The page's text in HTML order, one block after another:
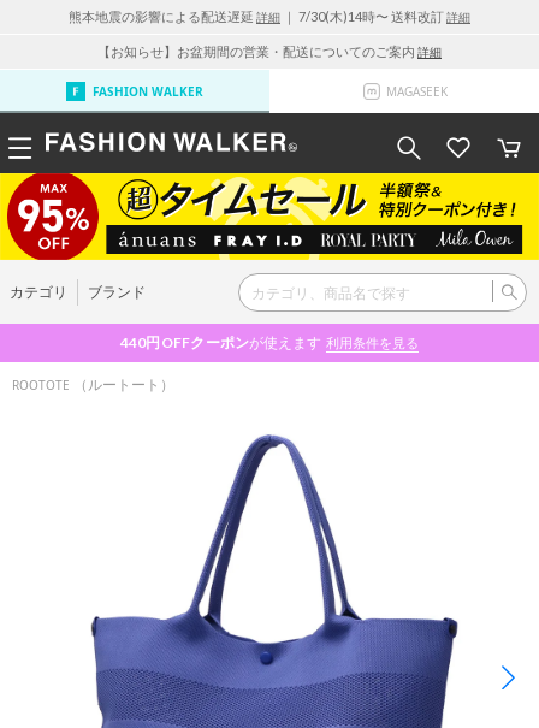
熊本地震の影響による配送遅延 詳細 ｜ 7/30(木)14時〜 送料改訂詳細
【お知らせ】お盆期間の営業・配送についてのご案内 詳細
FASHION WALKER MAGASEEK
カテゴリ ブランド
440円OFFクーポンが使えます 利用条件を見る
ROOTOTE （ルートート）